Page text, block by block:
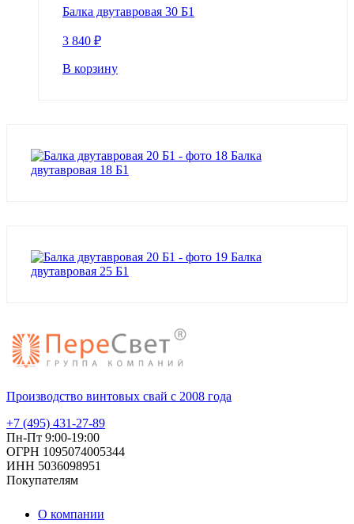
Балка двутавровая 30 Б1
3 840 ₽
В корзину
Балка
двутавровая 18 Б1
Балка
двутавровая 25 Б1
Производство винтовых свай с 2008 года
+7 (495) 431-27-89
Пн-Пт 9:00-19:00
ОГРН 1095074005344
ИНН 5036098951
Покупателям
О компании